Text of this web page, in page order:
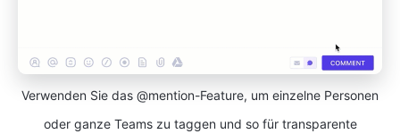
Verwenden Sie das @mention-Feature, um einzelne Personen
oder ganze Teams zu taggen und so für transparente